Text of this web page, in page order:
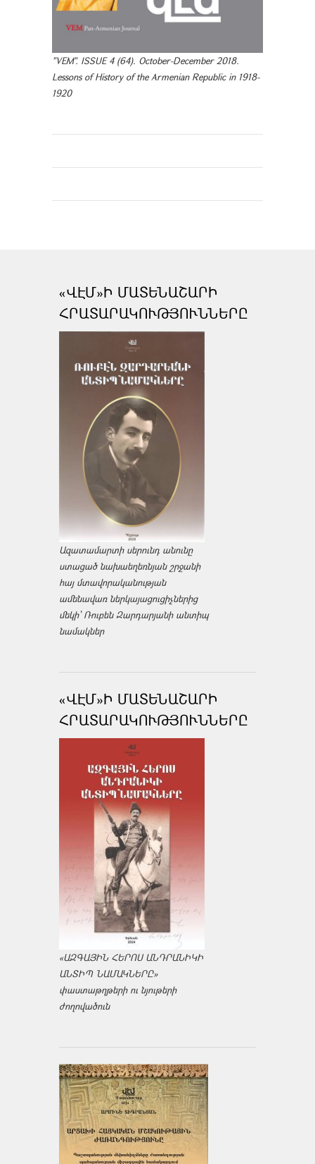
"VEM". ISSUE 4 (64). October-December 2018.
Lessons of History of the Armenian Republic in 1918-
1920
«ՎԷՄ»Ի ՄԱՏԵՆԱՇԱՐԻ
ՀՐԱՏԱՐԱԿՈՒԹՅՈՒՆՆԵՐԸ
Ազատամարտի սերունդ անունը
ստացած նախաեղեռնյան շրջանի
հայ մտավորականության
ամենավառ ներկայացուցիչներից
մեկի՝ Ռուբեն Զարդարյանի անտիպ
նամակներ
«ՎԷՄ»Ի ՄԱՏԵՆԱՇԱՐԻ
ՀՐԱՏԱՐԱԿՈՒԹՅՈՒՆՆԵՐԸ
«ԱԶԳԱՅԻՆ ՀԵՐՈՍ ԱՆԴՐԱՆԻԿԻ
ԱՆՏԻՊ ՆԱՄԱԿՆԵՐԸ»
փաստաթղթերի ու նյութերի
ժողովածուն